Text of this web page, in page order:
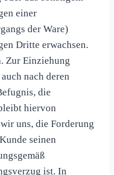
einer
der Ware)
Dritte erwachsen.
Zur Einziehung
nach deren
die
hiervon
uns, die Forderung
seinen
ist. In